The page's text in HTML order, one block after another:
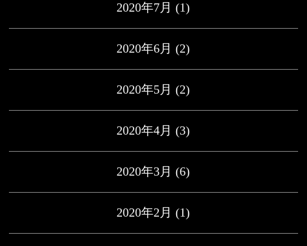
2020年7月 (1)
2020年6月 (2)
2020年5月 (2)
2020年4月 (3)
2020年3月 (6)
2020年2月 (1)